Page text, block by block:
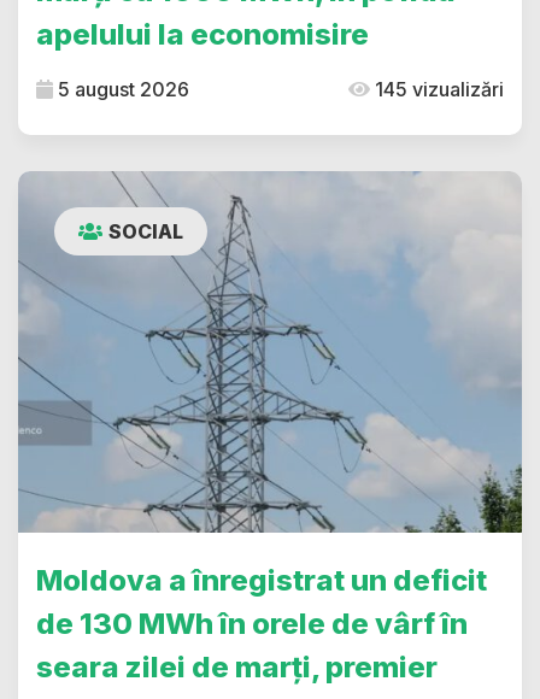
apelului la economisire
5 august 2026 145 vizualizări
SOCIAL
Moldova a înregistrat un deficit
de 130 MWh în orele de vârf în
seara zilei de marți, premier